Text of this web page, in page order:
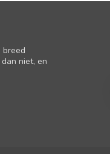
breed
niet, en